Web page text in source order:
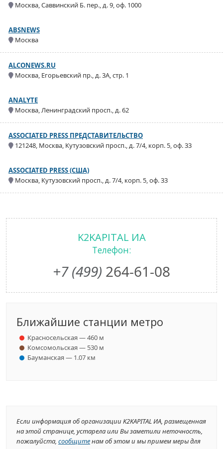
Москва, Саввинский Б. пер., д. 9, оф. 1000
ABSNEWS
Москва
ALCONEWS.RU
Москва, Егорьевский пр., д. 3А, стр. 1
ANALYTE
Москва, Ленинградский просп., д. 62
ASSOCIATED PRESS ПРЕДСТАВИТЕЛЬСТВО
121248, Москва, Кутузовский просп., д. 7/4, корп. 5, оф. 33
ASSOCIATED PRESS (США)
Москва, Кутузовский просп., д. 7/4, корп. 5, оф. 33
K2KAPITAL ИА
Телефон:
+7 (499) 264-61-08
Ближайшие станции метро
Красносельская — 460 м
Комсомольская — 530 м
Бауманская — 1.07 км
Если информация об организации K2KAPITAL ИА, размещенная
на этой странице, устарела или Вы заметили неточность,
пожалуйста, сообщитенам об этом и мы примем меры для